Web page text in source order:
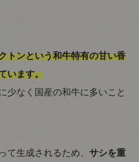
トンという和牛特有の甘い香
います。
少なく国産の和牛に多いこと
て生成されるため、サシを重